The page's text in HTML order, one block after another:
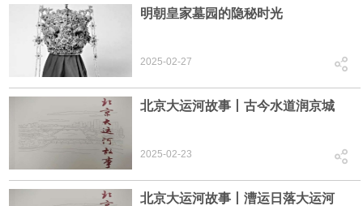
明朝皇家墓园的隐秘时光
2025-02-27
北京大运河故事丨​古今水道润京城
2025-02-23
北京大运河故事丨漕运日落大运河